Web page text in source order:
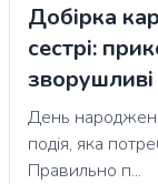
Добірка
сестрі:
зворушливі
День
подія, яка
Правильно п...